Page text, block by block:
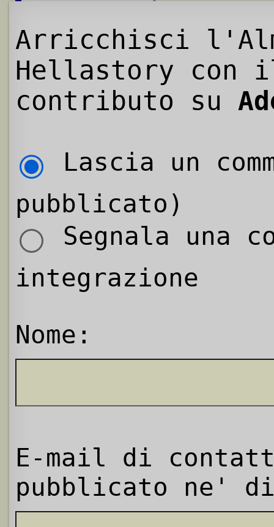
Arricchisci
Hellastory con
contributo su
Lascia un
pubblicato)
Segnala una
integrazione
Nome:
E-mail di
pubblicato ne'